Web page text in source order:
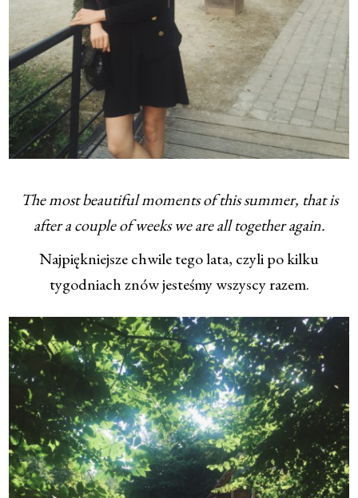
The most beautiful moments of this summer, that is
after a couple of weeks we are all together again.
Najpiękniejsze chwile tego lata, czyli po kilku
tygodniach znów jesteśmy wszyscy razem.